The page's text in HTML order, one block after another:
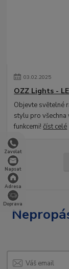
Zavolat
Napsat
Adresa
Doprava
03.02.2025
OZZ Lights -
Objevte světelné
stylu pro
funkcemi!číst celé